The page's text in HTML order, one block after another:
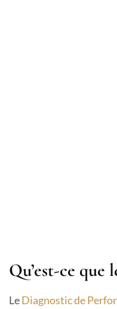
Qu’est-ce que
LeDiagnostic de